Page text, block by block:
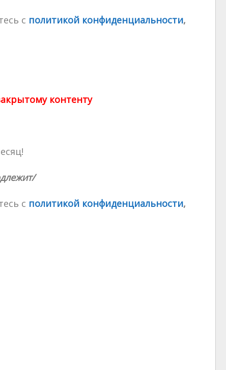
с политикой конфиденциальности,
контенту
с политикой конфиденциальности,